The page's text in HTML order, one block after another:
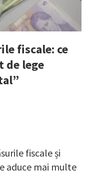
fiscale: ce
de lege
fiscale și
aduce mai multe